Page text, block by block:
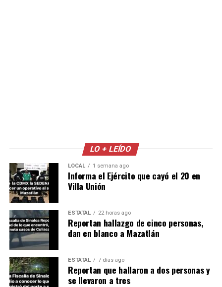
LO + LEÍDO
LOCAL 1 semana ago
Informa el Ejército que cayó el 20 en
Villa Unión
ESTATAL 22 horas ago
Reportan hallazgo de cinco personas,
dan en blanco a Mazatlán
ESTATAL 7 días ago
Reportan que hallaron a dos personas y
se llevaron a tres